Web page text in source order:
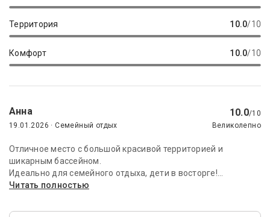
Территория 10.0/10
Комфорт 10.0/10
Анна 10.0/10
19.01.2026 · Семейный отдых
Великолепно
Отличное место с большой красивой территорией и
шикарным бассейном.
Идеально для семейного отдыха, дети в восторге!...
Читать полностью